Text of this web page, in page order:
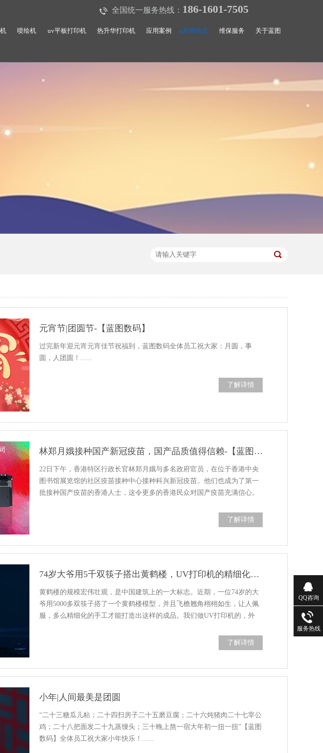
全国统一服务热线： 186-1601-7505
喷绘机 uv平板打印机 热升华打印机 应用案例 新闻动态 维保服务 关于蓝图
元宵节|团圆节-【蓝图数码】
过完新年迎元宵元宵佳节祝福到，蓝图数码全体员工祝大家：月圆，事
圆，人团圆！......
了解详情
林郑月娥接种国产新冠疫苗，国产品质值得信赖-【蓝图uv机】
22日下午，香港特区行政长官林郑月娥与多名政府官员，在位于香港中央
图书馆展览馆的社区疫苗接种中心接种科兴新冠疫苗。他们也成为了第一
批接种国产疫苗的香港人士，这令更多的香港民众对国产疫苗充满信心。
了解详情
74岁大爷用5千双筷子搭出黄鹤楼，UV打印机的精细化做工-【蓝图数码】
黄鹤楼的规模宏伟壮观，是中国建筑上的一大标志。近期，一位74岁的大
爷用5000多双筷子搭了一个黄鹤楼模型，并且飞檐翘角栩栩如生，让人佩
服，多么精细化的手工才能打造出这样的成品。我们做UV打印机的，外
了解详情
小年|人间最美是团圆
“二十三糖瓜儿粘；二十四扫房子二十五磨豆腐；二十六炖猪肉二十七宰公
鸡；二十八把面发二十九蒸馒头；三十晚上熬一宿大年初一扭一扭”【蓝图
数码】全体员工祝大家小年快乐！......
QQ咨询
服务热线